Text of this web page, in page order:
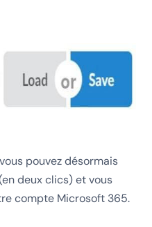
pouvez désormais
deux clics) et vous
compte Microsoft 365.